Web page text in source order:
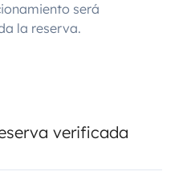
será
la reserva.
verificada